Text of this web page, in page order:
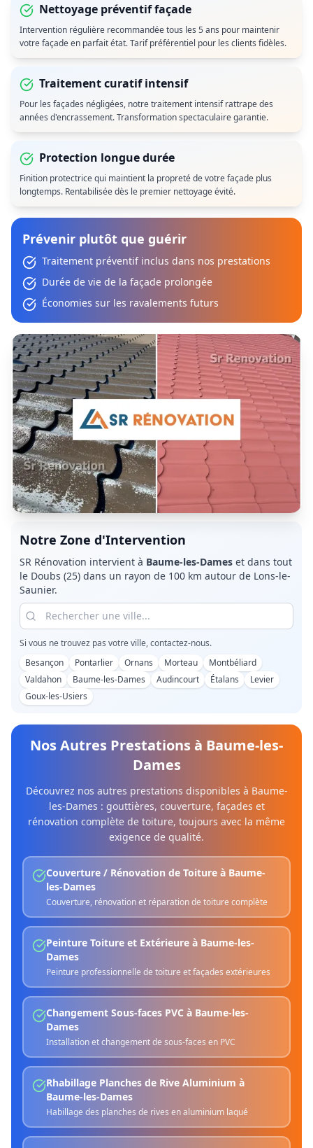
Nettoyage préventif façade
Intervention régulière recommandée tous les 5 ans pour maintenir
votre façade en parfait état. Tarif préférentiel pour les clients fidèles.
Traitement curatif intensif
Pour les façades négligées, notre traitement intensif rattrape des
années d'encrassement. Transformation spectaculaire garantie.
Protection longue durée
Finition protectrice qui maintient la propreté de votre façade plus
longtemps. Rentabilisée dès le premier nettoyage évité.
Prévenir plutôt que guérir
Traitement préventif inclus dans nos prestations
Durée de vie de la façade prolongée
Économies sur les ravalements futurs
Notre Zone d'Intervention
SR Rénovation intervient à Baume-les-Dames et dans tout
le Doubs (25) dans un rayon de 100 km autour de Lons-le-
Saunier.
Si vous ne trouvez pas votre ville, contactez-nous.
Besançon
Pontarlier Ornans Morteau
Montbéliard
Valdahon
Baume-les-Dames Audincourt Étalans
Levier
Goux-les-Usiers
Nos Autres Prestations à Baume-les-
Dames
Découvrez nos autres prestations disponibles à Baume-
les-Dames : gouttières, couverture, façades et
rénovation complète de toiture, toujours avec la même
exigence de qualité.
Couverture / Rénovation de Toiture à Baume-
les-Dames
Couverture, rénovation et réparation de toiture complète
Peinture Toiture et Extérieure à Baume-les-
Dames
Peinture professionnelle de toiture et façades extérieures
Changement Sous-faces PVC à Baume-les-
Dames
Installation et changement de sous-faces en PVC
Rhabillage Planches de Rive Aluminium à
Baume-les-Dames
Habillage des planches de rives en aluminium laqué